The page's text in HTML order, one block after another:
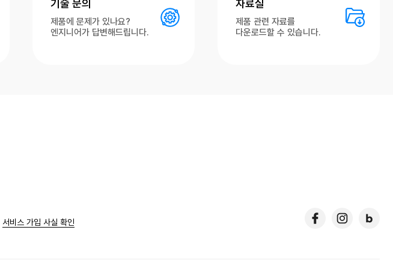
기술 문의
제품에 문제가 있나요?
엔지니어가 답변해드립니다.
자료실
제품 관련 자료를
다운로드할 수 있습니다.
서비스 가입 사실 확인